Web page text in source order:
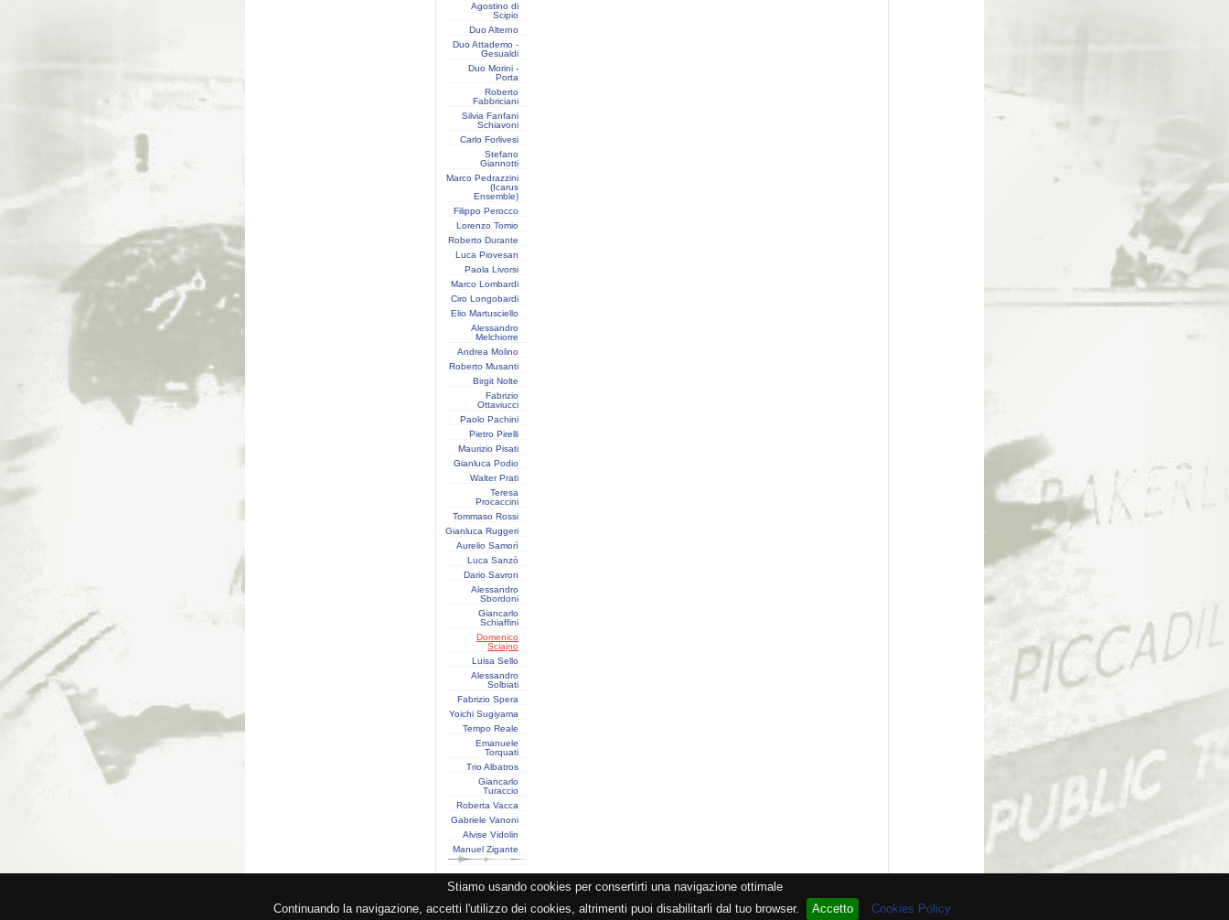
Stiamo usando cookies per consertirti una navigazione ottimale
Continuando la navigazione, accetti l'utilizzo dei cookies, altrimenti puoi disabilitarli dal tuo browser.
Accetto Cookies Policy
Agostino di
Scipio
Duo Alterno
Duo Attademo -
Gesualdi
Duo Morini -
Porta
Roberto
Fabbriciani
Silvia Fanfani
Schiavoni
Carlo Forlivesi
Stefano
Giannotti
Marco Pedrazzini
(Icarus
Ensemble)
Filippo Perocco
Lorenzo Tomio
Roberto Durante
Luca Piovesan
Paola Livorsi
Marco Lombardi
Ciro Longobardi
Elio Martusciello
Alessandro
Melchiorre
Andrea Molino
Roberto Musanti
Birgit Nolte
Fabrizio
Ottaviucci
Paolo Pachini
Pietro Pirelli
Maurizio Pisati
Gianluca Podio
Walter Prati
Teresa
Procaccini
Tommaso Rossi
Gianluca Ruggeri
Aurelio Samorì
Luca Sanzò
Dario Savron
Alessandro
Sbordoni
Giancarlo
Schiaffini
Domenico
Sciajno
Luisa Sello
Alessandro
Solbiati
Fabrizio Spera
Yoichi Sugiyama
Tempo Reale
Emanuele
Torquati
Trio Albatros
Giancarlo
Turaccio
Roberta Vacca
Gabriele Vanoni
Alvise Vidolin
Manuel Zigante
- PI 05362381005 - Lic. SIAE 2552/1/2523 - Visitor # 93.864.582